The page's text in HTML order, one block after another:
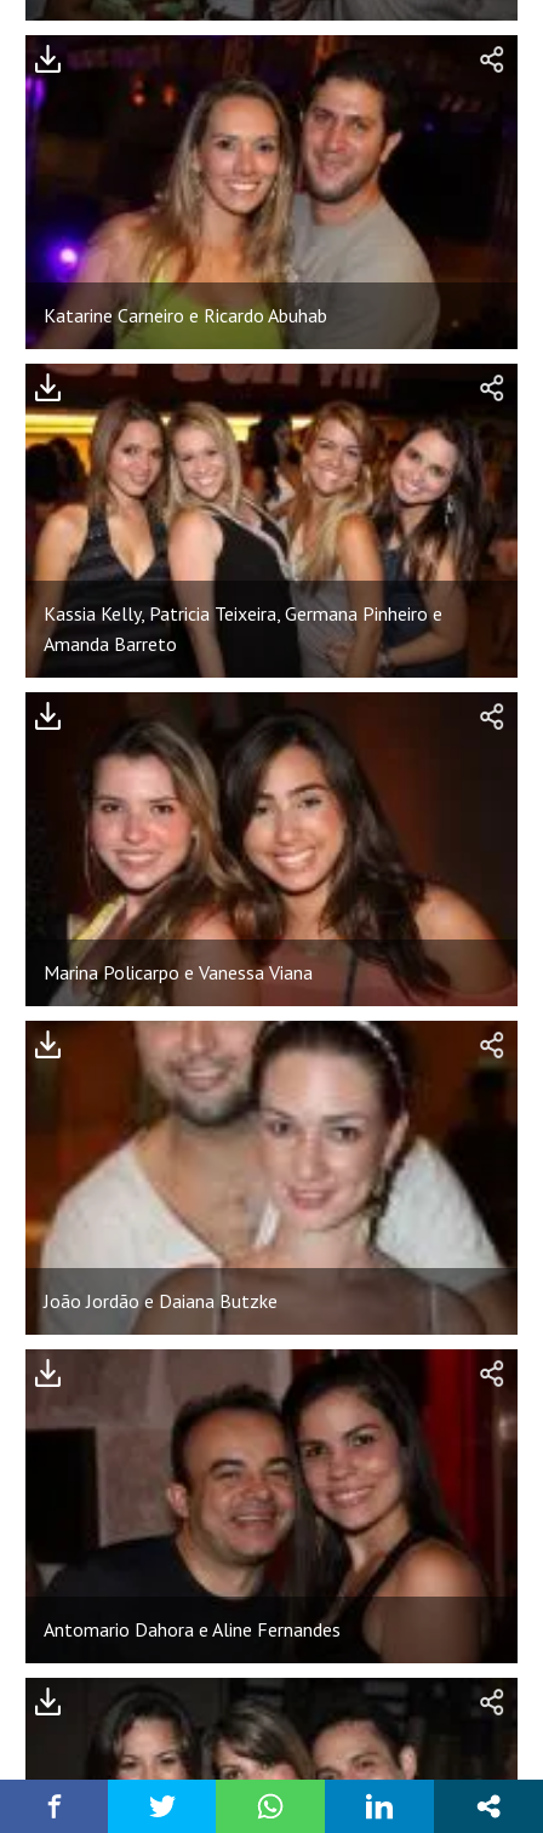
Katarine Carneiro e Ricardo Abuhab
Kassia Kelly, Patricia Teixeira, Germana Pinheiro e
Amanda Barreto
Marina Policarpo e Vanessa Viana
João Jordão e Daiana Butzke
Antomario Dahora e Aline Fernandes